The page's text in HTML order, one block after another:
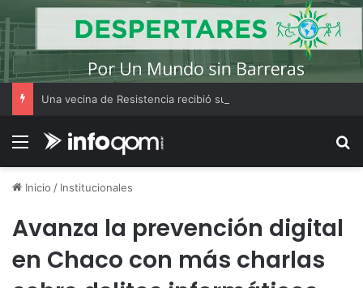
Menú
Inicio / Institucionales
Avanza la prevención digital
en Chaco con más charlas